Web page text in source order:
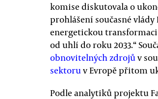
komise diskutovala o
prohlášení současné vlády
energetickou
od uhlí do roku 2033.“
obnovitelných zdrojův
sektoruv Evropě přitom
Podle analytiků projektu